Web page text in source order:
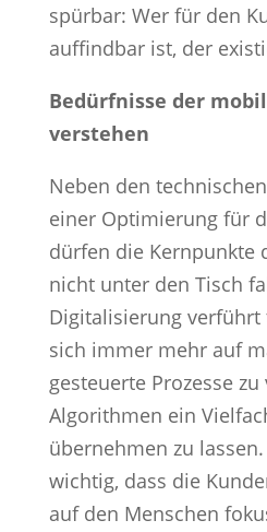
spürbar: Wer für den
auffindbar ist, der
Bedürfnisse der
verstehen
Neben den
einer Optimierung für
dürfen die Kernpunkte
nicht unter den Tisch
Digitalisierung verführt
sich immer mehr auf
gesteuerte Prozesse
Algorithmen ein
übernehmen zu
wichtig, dass die
auf den Menschen